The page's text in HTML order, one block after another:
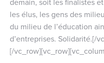
les élus, les gens des
du milieu de l’éducation
d’entreprises. Solidarité.[/
[/